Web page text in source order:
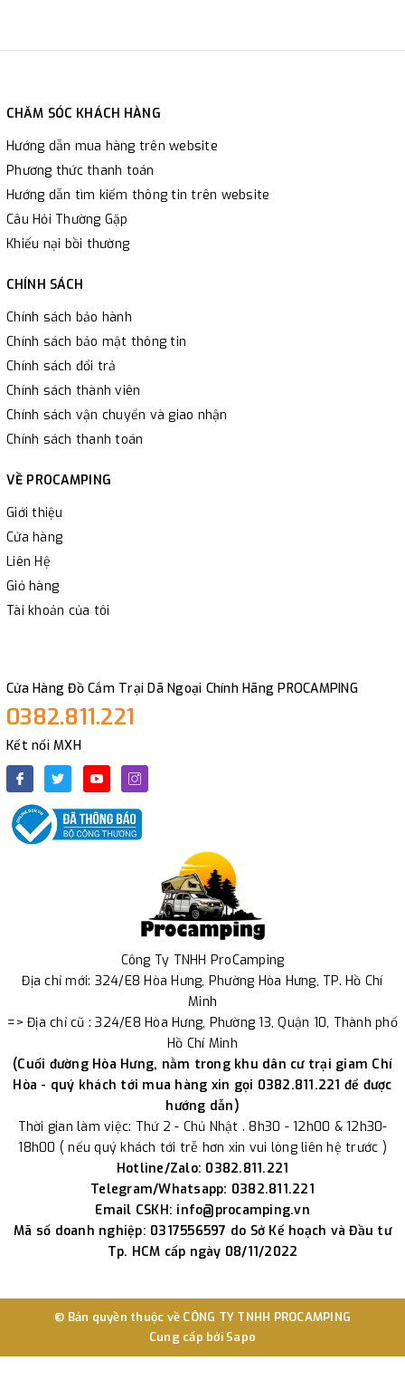
CHĂM SÓC KHÁCH HÀNG
Hướng dẫn mua hàng trên website
Phương thức thanh toán
Hướng dẫn tìm kiếm thông tin trên website
Câu Hỏi Thường Gặp
Khiếu nại bồi thường
CHÍNH SÁCH
Chính sách bảo hành
Chính sách bảo mật thông tin
Chính sách đổi trả
Chính sách thành viên
Chính sách vận chuyển và giao nhận
Chính sách thanh toán
VỀ PROCAMPING
Giới thiệu
Cửa hàng
Liên Hệ
Giỏ hàng
Tài khoản của tôi
Cửa Hàng Đồ Cắm Trại Dã Ngoại Chính Hãng PROCAMPING
0382.811.221
Kết nối MXH
Công Ty TNHH ProCamping
Địa chỉ mới: 324/E8 Hòa Hưng, Phường Hòa Hưng, TP. Hồ Chí
Minh
=> Địa chỉ cũ : 324/E8 Hòa Hưng, Phường 13, Quận 10, Thành phố
Hồ Chí Minh
(Cuối đường Hòa Hưng, nằm trong khu dân cư trại giam Chí
Hòa - quý khách tới mua hàng xin gọi 0382.811.221 để được
hướng dẫn)
Thời gian làm việc: Thứ 2 - Chủ Nhật . 8h30 - 12h00 & 12h30-
18h00 ( nếu quý khách tới trễ hơn xin vui lòng liên hệ trước )
Hotline/Zalo: 0382.811.221
Telegram/Whatsapp: 0382.811.221
Email CSKH: info@procamping.vn
Mã số doanh nghiệp: 0317556597 do Sở Kế hoạch và Đầu tư
Tp. HCM cấp ngày 08/11/2022
© Bản quyền thuộc về CÔNG TY TNHH PROCAMPING
Cung cấp bởi Sapo